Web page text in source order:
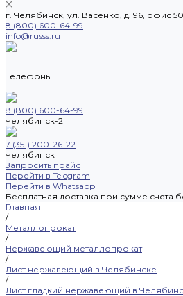
г. Челябинск, ул. Васенко, д. 96, офис
8 (800) 600-64-99
info@russs.ru
Телефоны
8 (800) 600-64-99
Челябинск-2
7 (351) 200-26-22
Челябинск
Запросить прайс
Перейти в Telegram
Перейти в Whatsapp
Бесплатная доставка при сумме счета
Главная
/
Металлопрокат
/
Нержавеющий металлопрокат
/
Лист нержавеющий в Челябинске
/
Лист гладкий нержавеющий в